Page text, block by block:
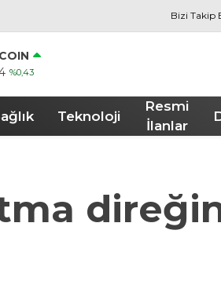
Bizi Takip
%0,43
Teknoloji
Resmi
İlanlar